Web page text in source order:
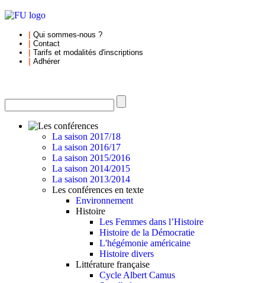
Qui sommes-nous ?
Contact
Tarifs et modalités d'inscriptions
Adhérer
La saison 2017/18
La saison 2016/17
La saison 2015/2016
La saison 2014/2015
La saison 2013/2014
Les conférences en texte
Environnement
Histoire
Les Femmes dans l’Histoire
Histoire de la Démocratie
L'hégémonie américaine
Histoire divers
Littérature française
Cycle Albert Camus